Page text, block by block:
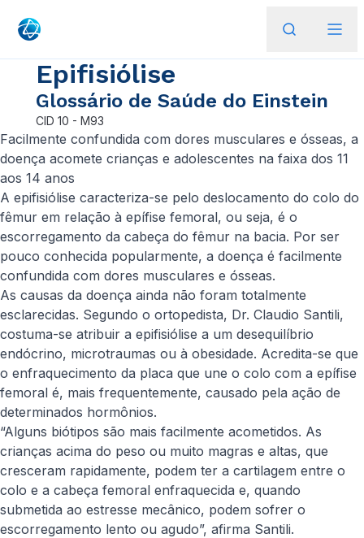
Epifisiólise
Glossário de Saúde do Einstein
CID 10 - M93
Facilmente confundida com dores musculares e ósseas, a
doença acomete crianças e adolescentes na faixa dos 11
aos 14 anos
A epifisiólise caracteriza-se pelo deslocamento do colo do
fêmur em relação à epífise femoral, ou seja, é o
escorregamento da cabeça do fêmur na bacia. Por ser
pouco conhecida popularmente, a doença é facilmente
confundida com dores musculares e ósseas.
As causas da doença ainda não foram totalmente
esclarecidas. Segundo o ortope​dista, Dr. Claudio Santili,
costuma-se atribuir a epifisiólise a um desequilíbrio
endócrino, microtraumas ou à obesidade. Acredita-se que
o enfraquecimento da placa que une o colo com a epífise
femoral é, mais frequentemente, causado pela ação de
determinados hormônios.
“Alguns biótipos são mais facilmente acometidos. As
crianças acima do peso ou muito magras e altas, que
cresceram rapidamente, podem ter a cartilagem entre o
colo e a cabeça femoral enfraquecida e, quando
submetida ao estresse mecânico, podem sofrer o
escorregamento lento ou agudo”, afirma Santili.